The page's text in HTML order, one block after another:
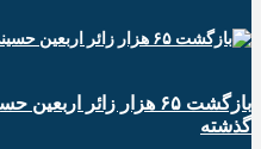
️بازگشت ۶۵ هزار زائر
گذشته